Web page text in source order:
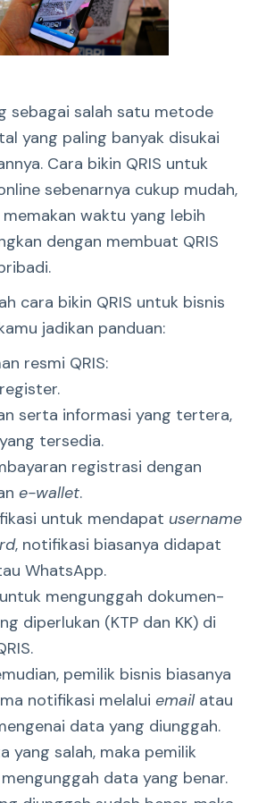
sebagai salah satu metode
yang paling banyak disukai
Cara bikin QRIS untuk
sebenarnya cukup mudah,
waktu yang lebih
dengan membuat QRIS
cara bikin QRIS untuk bisnis
jadikan panduan:
resmi QRIS:
serta informasi yang tertera,
tersedia.
registrasi dengan
e-wallet.
untuk mendapat username
, notifikasi biasanya didapat
WhatsApp.
mengunggah dokumen-
diperlukan (KTP dan KK) di
pemilik bisnis biasanya
notifikasi melalui emailatau
data yang diunggah.
yang salah, maka pemilik
data yang benar.